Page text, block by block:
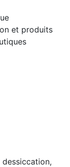
et produits